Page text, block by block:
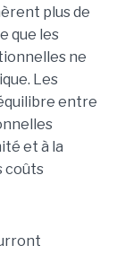
plus de
que les
ne
Les
entre
et à la
coûts